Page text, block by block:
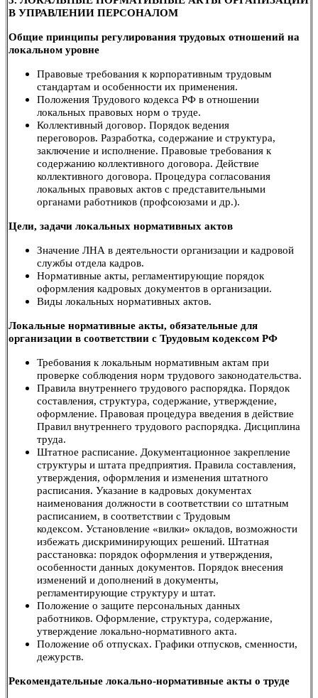
В УПРАВЛЕНИИ ПЕРСОНАЛОМ
Общие принципы регулирования трудовых отношений на
локальном уровне
Правовые требования к корпоративным трудовым
стандартам и особенности их применения.
Положения Трудового кодекса РФ в отношении
локальных правовых норм о труде.
Коллективный договор. Порядок ведения
переговоров. Разработка, содержание и структура,
заключение и исполнение. Правовые требования к
содержанию коллективного договора. Действие
коллективного договора. Процедура согласования
локальных правовых актов с представительными
органами работников (профсоюзами и др.).
Цели, задачи локальных нормативных актов
Значение ЛНА в деятельности организации и кадровой
службы отдела кадров.
Нормативные акты, регламентирующие порядок
оформления кадровых документов в организации.
Виды локальных нормативных актов.
Локальные нормативные акты, обязательные для
организации в соответствии с Трудовым кодексом РФ
Требования к локальным нормативным актам при
проверке соблюдения норм трудового законодательства.
Правила внутреннего трудового распорядка. Порядок
составления, структура, содержание, утверждение,
оформление. Правовая процедура введения в действие
Правил внутреннего трудового распорядка. Дисциплина
труда.
Штатное расписание. Документационное закрепление
структуры и штата предприятия. Правила составления,
утверждения, оформления и изменения штатного
расписания. Указание в кадровых документах
наименования должности в соответствии со штатным
расписанием, в соответствии с Трудовым
кодексом. Установление «вилки» окладов, возможности
избежать дискриминирующих решений. Штатная
расстановка: порядок оформления и утверждения,
особенности данных документов. Порядок внесения
изменений и дополнений в документы,
регламентирующие структуру и штат.
Положение о защите персональных данных
работников. Оформление, структура, содержание,
утверждение локально-нормативного акта.
Положение об отпусках. Графики отпусков, сменности,
дежурств.
Рекомендательные локально-нормативные акты о труде